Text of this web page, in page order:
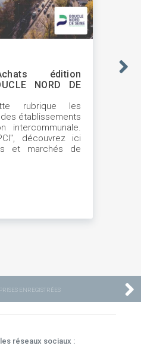
édition
NORD DE
rubrique les
établissements
intercommunale.
découvrez ici
et marchés de
ENREGISTRÉES
réseaux sociaux :